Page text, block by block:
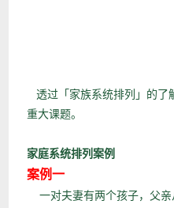
透过「家族系统排列」的了
重大课题。
家庭系统排列案例
案例一
一对夫妻有两个孩子，父亲